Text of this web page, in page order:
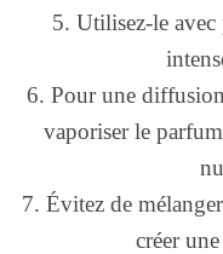
5. Utilisez-le avec
6. Pour une
vaporiser le
7. Évitez de
créer